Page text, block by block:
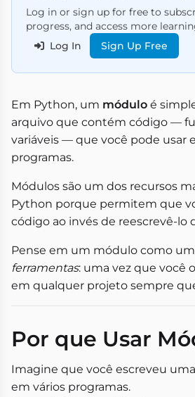
Log in or sign up for free to
progress, and access more
Log In
Sign Up Free
Em Python, um módulo é
arquivo que contém código —
variáveis — que você pode usar
programas.
Módulos são um dos recursos
Python porque permitem que
código ao invés de reescrevê-lo
Pense em um módulo como
ferramentas: uma vez que você
em qualquer projeto sempre
Por que Usar
Imagine que você escreveu
em vários programas.